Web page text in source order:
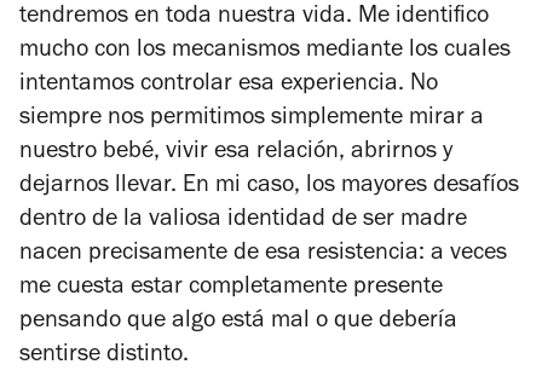
tendremos en toda nuestra vida. Me identifico
mucho con los mecanismos mediante los cuales
intentamos controlar esa experiencia. No
siempre nos permitimos simplemente mirar a
nuestro bebé, vivir esa relación, abrirnos y
dejarnos llevar. En mi caso, los mayores desafíos
dentro de la valiosa identidad de ser madre
nacen precisamente de esa resistencia: a veces
me cuesta estar completamente presente
pensando que algo está mal o que debería
sentirse distinto.